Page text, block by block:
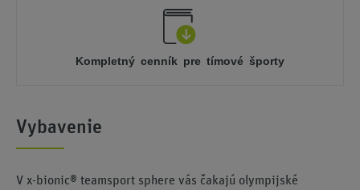
Kompletný cenník pre tímové športy
Vybavenie
V x-bionic® teamsport sphere vás čakajú olympijské